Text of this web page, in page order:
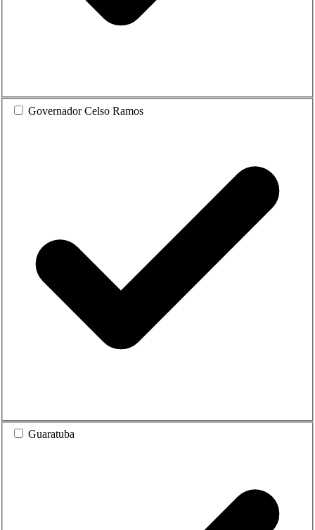
Governador Celso Ramos
Guaratuba